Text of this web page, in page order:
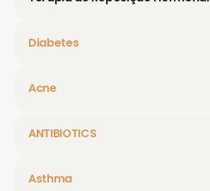
Diabetes
Acne
ANTIBIOTICS
Asthma